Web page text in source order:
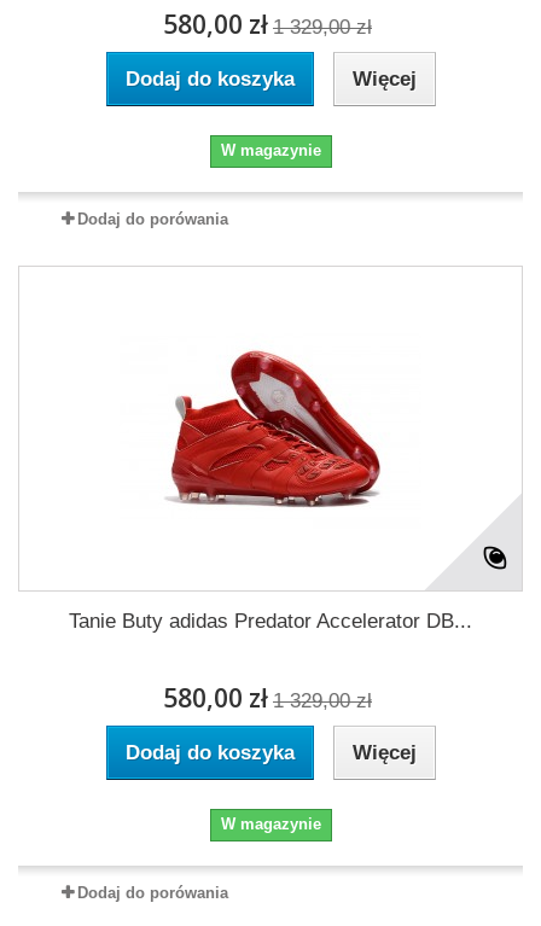
580,00 zł 1 329,00 zł
Dodaj do koszyka Więcej
W magazynie
Dodaj do porówania
Tanie Buty adidas Predator Accelerator DB...
580,00 zł 1 329,00 zł
Dodaj do koszyka Więcej
W magazynie
Dodaj do porówania